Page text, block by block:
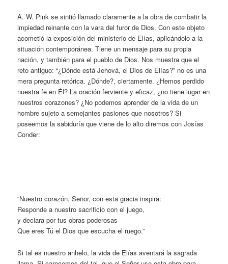
A. W. Pink se sintió llamado claramente a la obra de combatir la
impiedad reinante con la vara del furor de Dios. Con este objeto
acometió la exposición del ministerio de Elías, aplicán­dolo a la
situación contemporánea. Tiene un mensaje para su propia
nación, y también para el pueblo de Dios. Nos mues­tra que el
reto antiguo: “¿Dónde está Jehová, el Dios de Elías?” no es una
mera pregunta retórica. ¿Dónde?, ciertamente. ¿He­mos perdido
nuestra fe en Él? La oración ferviente y eficaz, ¿no tiene lugar en
nuestros corazones? ¿No podemos aprender de la vida de un
hombre sujeto a semejantes pasiones que nos­otros? Si
poseemos la sabiduría que viene de lo alto diremos con Josías
Conder:
“Nuestro corazón, Señor, con esta gracia inspira:
Responde a nuestro sacrificio con el juego,
y declara por tus obras poderosas
Que eres Tú el Dios que escucha el ruego.”
Si tal es nuestro anhelo, la vida de Elías aventará la sa­grada